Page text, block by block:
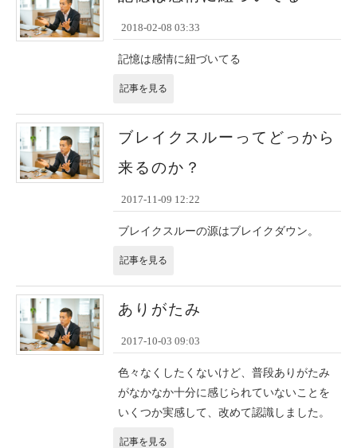
2018-02-08 03:33
記憶は感情に紐づいてる
記事を見る
ブレイクスルーってどっから
来るのか？
2017-11-09 12:22
ブレイクスルーの源はブレイクダウン。
記事を見る
ありがたみ
2017-10-03 09:03
色々なくしたくないけど、普段ありがたみ
がなかなか十分に感じられていないことを
いくつか実感して、改めて認識しました。
記事を見る